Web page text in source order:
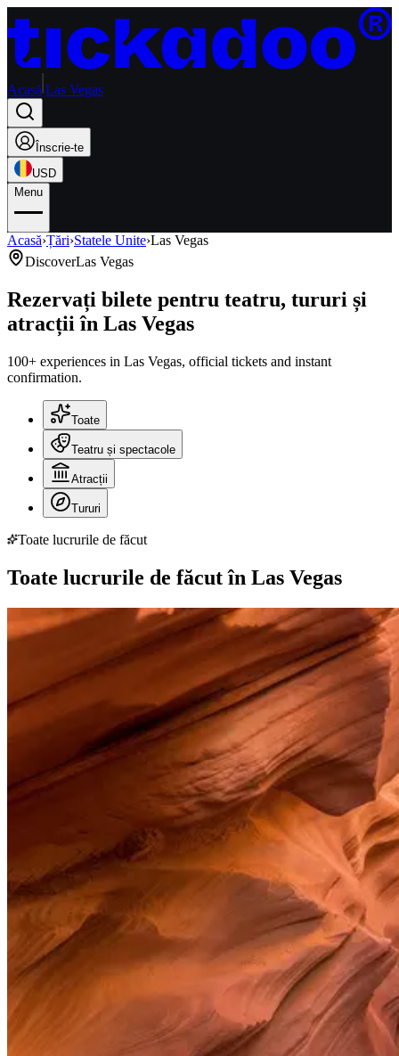
Acasă Las Vegas
Înscrie-te
USD
Menu
Acasă›Țări›Statele Unite›Las Vegas
DiscoverLas Vegas
Rezervați bilete pentru teatru, tururi și
atracții în Las Vegas
100+ experiences in Las Vegas, official tickets and instant
confirmation.
Toate
Teatru și spectacole
Atracții
Tururi
Toate lucrurile de făcut
Toate lucrurile de făcut în Las Vegas